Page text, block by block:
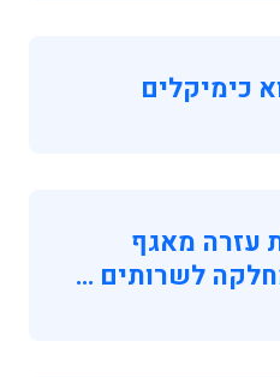
כימיקלים
עזרה מאגף
לשרותים …